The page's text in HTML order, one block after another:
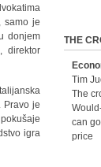
samo je
donjem
direktor
Pravo je
igra
THE
Tim
The
can
price